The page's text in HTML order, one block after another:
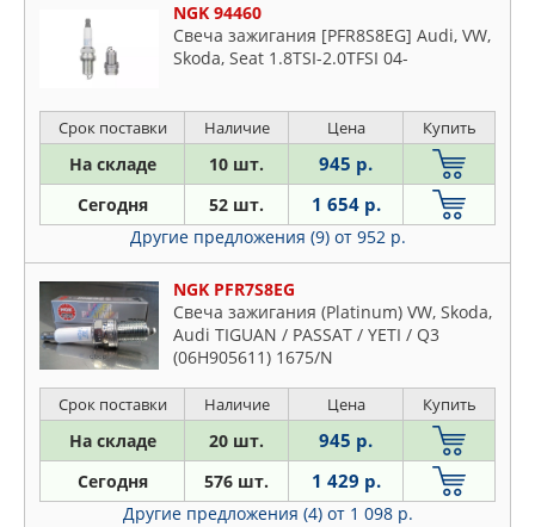
MASTERKIT
MASUMA
MERCEDES
METACO
MILES
MITSUBISHI
NGK
NISSAN
OPEL
PATRON
PEUGEOT
PORSCHE
QUATTRO FRENI
Plymouth
Pontiac
Porsche
Proton
Renault
Rover
Seat
Skoda
Ssangyong
Subaru
Suzuki
Toyota
VW
Volvo
NGK 94460
Свеча зажигания [PFR8S8EG] Audi, VW,
Skoda, Seat 1.8TSI-2.0TFSI 04-
Срок поставки Наличие Цена Купить
На складе 10 шт. 945 р.
Сегодня 52 шт. 1 654 р.
Другие предложения (9) от 952 р.
NGK PFR7S8EG
Cвеча зажигания (Platinum) VW, Skoda,
Audi TIGUAN / PASSAT / YETI / Q3
(06H905611) 1675/N
Срок поставки Наличие Цена Купить
На складе 20 шт. 945 р.
Сегодня 576 шт. 1 429 р.
Другие предложения (4) от 1 098 р.